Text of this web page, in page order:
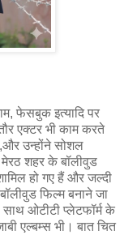
फेसबुक इत्यादि पर
एक्टर भी काम करते
उन्होंने सोशल
शहर के बॉलीवुड
हो गए हैं और जल्दी
फिल्म बनाने जा
ओटीटी प्लेटफॉर्म के
एल्बम्स भी। बात चित